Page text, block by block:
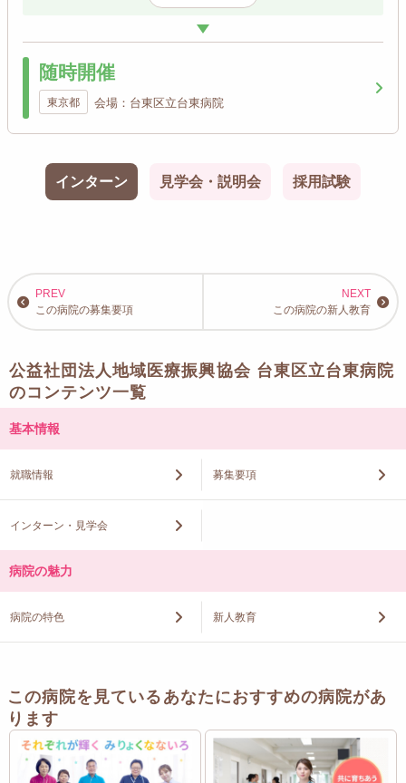
随時開催
東京都 会場：台東区立台東病院
インターン 見学会・説明会 採用試験
この病院の募集要項 この病院の新人教育
公益社団法人地域医療振興協会 台東区立台東病院
のコンテンツ一覧
基本情報
就職情報 募集要項
インターン・見学会
病院の魅力
病院の特色 新人教育
この病院を見ているあなたにおすすめの病院があ
ります